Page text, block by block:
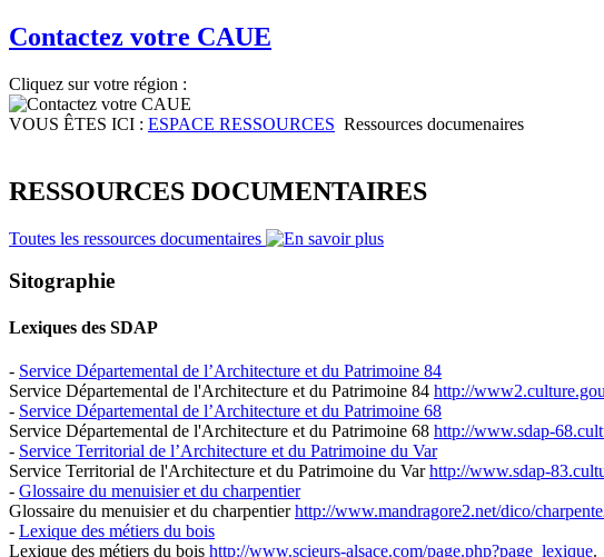
Contactez votre CAUE
Cliquez sur votre région :
VOUS ÊTES ICI : ESPACE RESSOURCES Ressources documenaires
RESSOURCES DOCUMENTAIRES
Toutes les ressources documentaires
Sitographie
Lexiques des SDAP
- Service Départemental de l’Architecture et du Patrimoine 84
Service Départemental de l'Architecture et du Patrimoine 84 http://
- Service Départemental de l’Architecture et du Patrimoine 68
Service Départemental de l'Architecture et du Patrimoine 68 http://www.sdap-
- Service Territorial de l’Architecture et du Patrimoine du Var
Service Territorial de l'Architecture et du Patrimoine du Varhttp://www.sdap-
- Glossaire du menuisier et du charpentier
Glossaire du menuisier et du charpentierhttp://www.mandragore2.net/dico/
- Lexique des métiers du bois
Lexique des métiers du bois http://www.scieurs-alsace.com/page.php?page_lexique.